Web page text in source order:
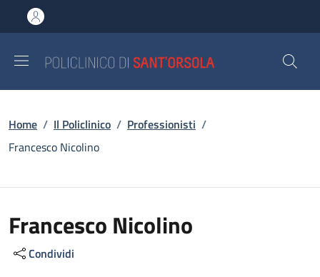
al contenuto principale
to footer content
Briciole di pane
Home / Il Policlinico / Professionisti /
Francesco Nicolino
Francesco Nicolino
Condividi